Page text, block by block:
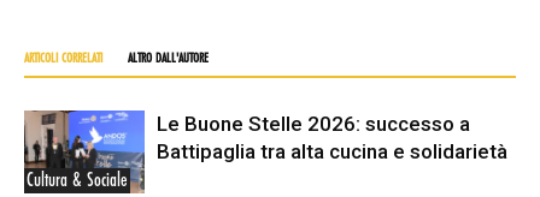
ARTICOLI CORRELATI ALTRO DALL'AUTORE
Cultura & Sociale
Le Buone Stelle 2026: successo a
Battipaglia tra alta cucina e solidarietà